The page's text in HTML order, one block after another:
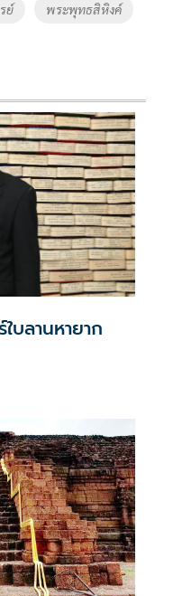
ย์ พระพุทธสิหิงค์
บลานหายาก